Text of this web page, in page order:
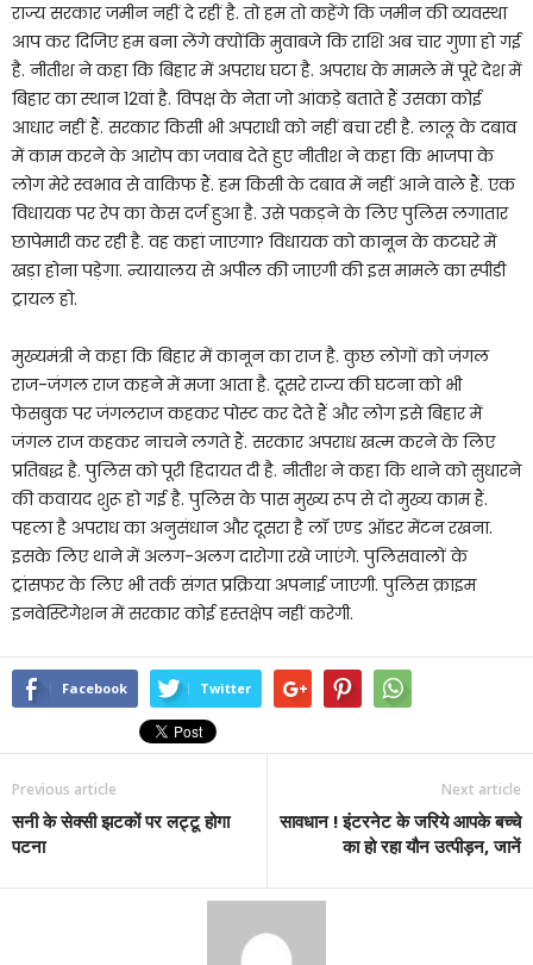
राज्य सरकार जमीन नहीं दे रहीं है. तो हम तो कहेंगे कि जमीन की व्यवस्था
आप कर दिजिए हम बना लेंगे क्योंकि मुवाबजे कि राशि अब चार गुणा हो गई
है. नीतीश ने कहा कि बिहार में अपराध घटा है. अपराध के मामले में पूरे देश में
बिहार का स्थान 12वां है. विपक्ष के नेता जो आंकड़े बताते हैं उसका कोई
आधार नहीं हैं. सरकार किसी भी अपराधी को नहीं बचा रही है. लालू के दबाव
में काम करने के आरोप का जवाब देते हुए नीतीश ने कहा कि भाजपा के
लोग मेरे स्वभाव से वाकिफ हैं. हम किसी के दबाव में नहीं आने वाले हैं. एक
विधायक पर रेप का केस दर्ज हुआ है. उसे पकड़ने के लिए पुलिस लगातार
छापेमारी कर रही है. वह कहां जाएगा? विधायक को कानून के कटघरे में
खड़ा होना पड़ेगा. न्यायालय से अपील की जाएगी की इस मामले का स्पीडी
ट्रायल हो.
मुख्यमंत्री ने कहा कि बिहार में कानून का राज है. कुछ लोगों को जंगल
राज-जंगल राज कहने में मजा आता है. दूसरे राज्य की घटना को भी
फेसबुक पर जंगलराज कहकर पोस्ट कर देते हैं और लोग इसे बिहार में
जंगल राज कहकर नाचने लगते हैं. सरकार अपराध खत्म करने के लिए
प्रतिबद्ध है. पुलिस को पूरी हिदायत दी है. नीतीश ने कहा कि थाने को सुधारने
की कवायद शुरू हो गई है. पुलिस के पास मुख्य रूप से दो मुख्य काम हैं.
पहला है अपराध का अनुसंधान और दूसरा है लॉ एण्ड ऑडर मेंटन रखना.
इसके लिए थाने में अलग-अलग दारोगा रखे जाएंगे. पुलिसवालों के
ट्रांसफर के लिए भी तर्क संगत प्रक्रिया अपनाई जाएगी. पुलिस क्राइम
इनवेस्टिगेशन में सरकार कोई हस्तक्षेप नहीं करेगी.
Facebook Twitter
Previous article
सनी के सेक्सी झटकों पर लट्टू होगा
पटना
Next article
सावधान ! इंटरनेट के जरिये आपके बच्चे
का हो रहा यौन उत्पीड़न, जानें